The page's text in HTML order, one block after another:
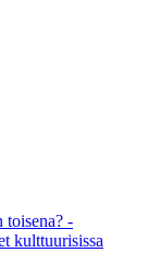
toisena? -
kulttuurisissa